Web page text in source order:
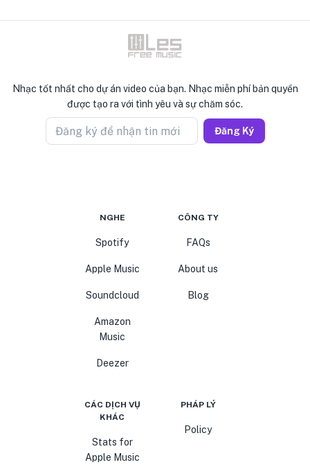
Nhạc tốt nhất cho dự án video của bạn. Nhạc miễn phí bản quyền
được tạo ra với tình yêu và sự chăm sóc.
Đăng ký để nhận tin mới Đăng Ký
NGHE
Spotify
Apple Music
Soundcloud
Amazon
Music
Deezer
CÔNG TY
FAQs
About us
Blog
CÁC DỊCH VỤ
KHÁC
Stats for
Apple Music
PHÁP LÝ
Policy